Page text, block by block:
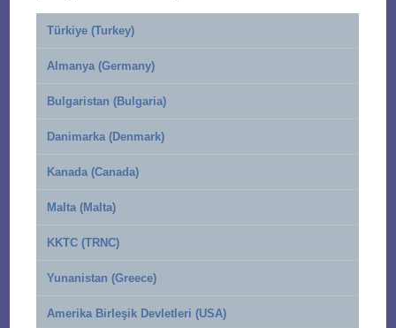
Türkiye (Turkey)
Almanya (Germany)
Bulgaristan (Bulgaria)
Danimarka (Denmark)
Kanada (Canada)
Malta (Malta)
KKTC (TRNC)
Yunanistan (Greece)
Amerika Birleşik Devletleri (USA)